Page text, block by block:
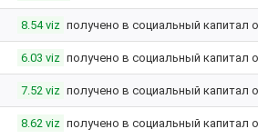
8.54 viz получено в социальный капитал
6.03 viz получено в социальный капитал
7.52 viz получено в социальный капитал
8.62 viz получено в социальный капитал